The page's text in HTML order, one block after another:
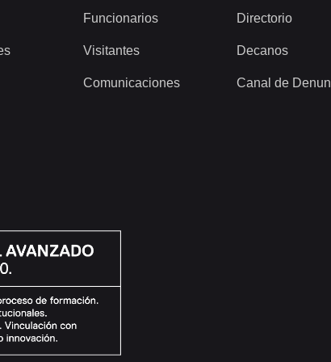
Funcionarios
Visitantes
Comunicaciones
Directorio
Decanos
Canal de